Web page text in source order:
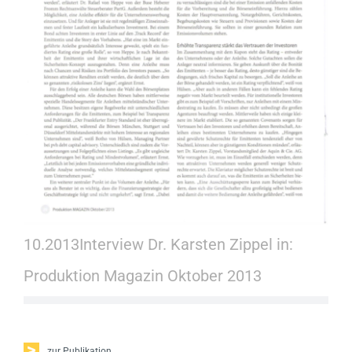
Kontakt
10.2013Interview Dr. Karsten Zippel in:
Produktion Magazin Oktober 2013